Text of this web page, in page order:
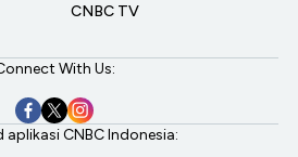
CNBC TV
With Us:
CNBC Indonesia: